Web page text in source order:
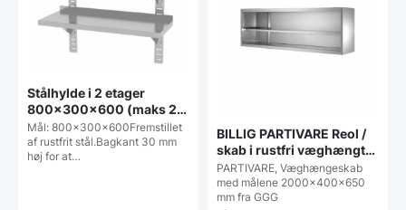
Stålhylde i 2 etager
800x300x600 (maks 25
kg pr hylde), Hendi
Mål: 800x300x600Fremstillet
af rustfrit stål.Bagkant 30 mm
høj for at…
BILLIG PARTIVARE Reol /
skab i rustfri væghængt
2000x400x650 mm –
GGG
PARTIVARE, Væghængeskab
med målene 2000x400x650
mm fra GGG